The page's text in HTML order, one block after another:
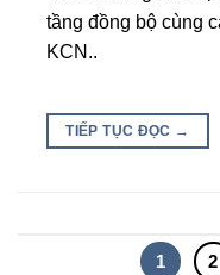
tầng đồng bộ cùng
KCN..
TIẾP TỤC ĐỌC →
1 2